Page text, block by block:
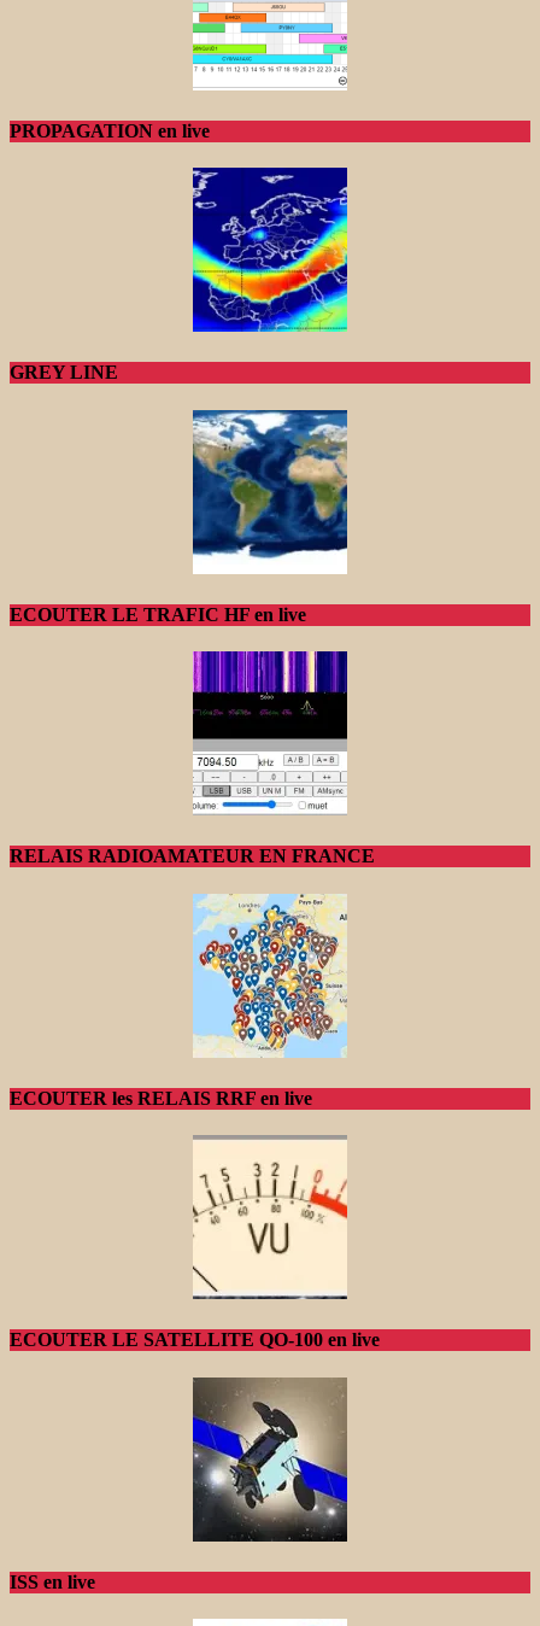
PROPAGATION en live
GREY LINE
ECOUTER LE TRAFIC HF en live
RELAIS RADIOAMATEUR EN FRANCE
ECOUTER les RELAIS RRF en live
ECOUTER LE SATELLITE QO-100 en live
ISS en live